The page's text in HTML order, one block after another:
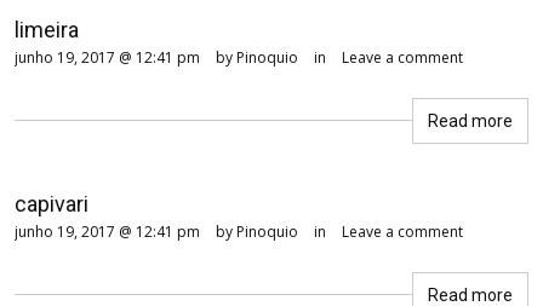
limeira
junho 19, 2017 @ 12:41 pm by Pinoquio in Leave a comment
Read more
capivari
junho 19, 2017 @ 12:41 pm by Pinoquio in Leave a comment
Read more